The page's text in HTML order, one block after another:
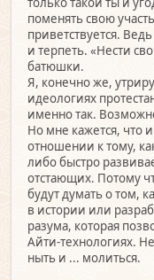
поменять свою
приветствуется.
и терпеть. «Нести
батюшки.
Я, конечно же,
идеологиях
именно так.
Но мне кажется, что
отношении к тому,
либо быстро
отстающих. Потому
будут думать о том,
в истории или
разума, которая
Айти-технологиях.
ныть и ... молиться.